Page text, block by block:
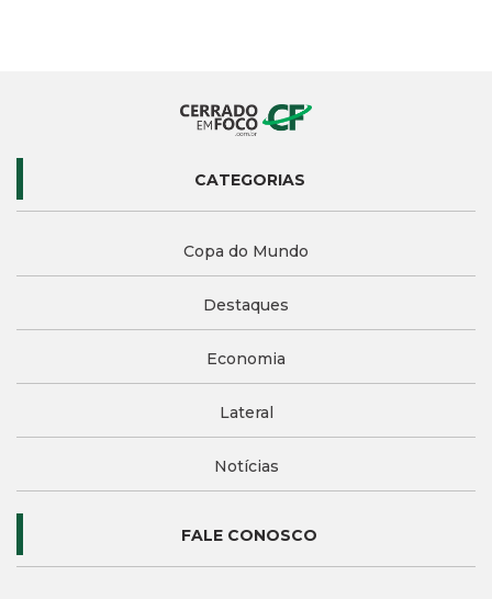
CATEGORIAS
Copa do Mundo
Destaques
Economia
Lateral
Notícias
FALE CONOSCO